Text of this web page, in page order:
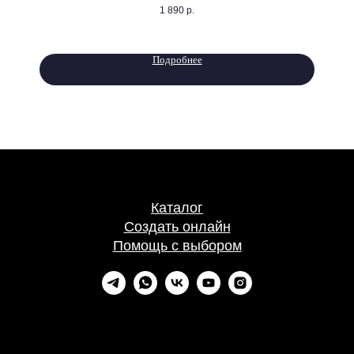
1 890 р.
Подробнее
Каталог
Создать онлайн
Помощь с выбором